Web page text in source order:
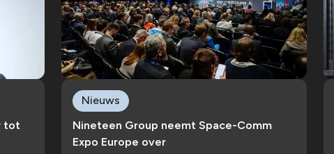
tot
Nineteen Group neemt Space-Comm
Expo Europe over
Nieuws